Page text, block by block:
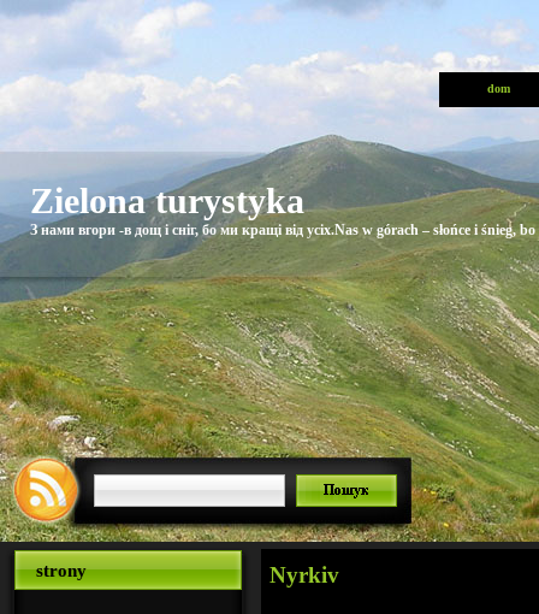
dom
Zielona turystyka
З нами вгори -в дощ і сніг, бо ми кращі від усіх.Nas w górach – słońce i śnieg,
strony Nyrkiv